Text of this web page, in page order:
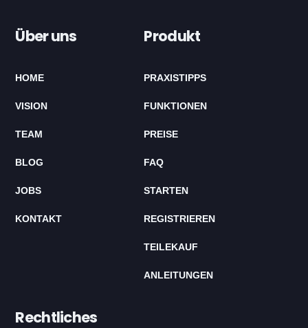
Über uns
HOME
VISION
TEAM
BLOG
JOBS
KONTAKT
Produkt
PRAXISTIPPS
FUNKTIONEN
PREISE
FAQ
STARTEN
REGISTRIEREN
TEILEKAUF
ANLEITUNGEN
Rechtliches